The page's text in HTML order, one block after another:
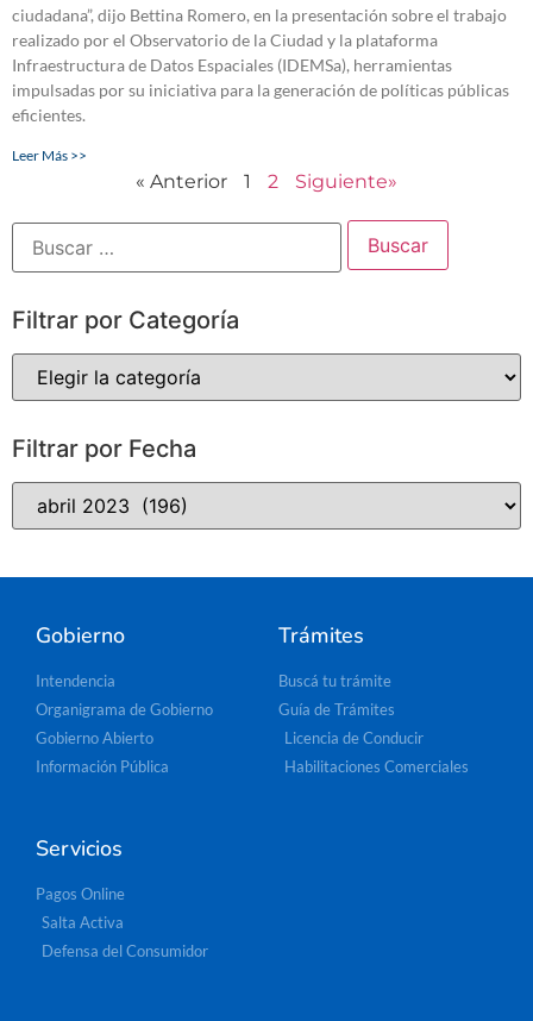
ciudadana”, dijo Bettina Romero, en la presentación sobre el trabajo
realizado por el Observatorio de la Ciudad y la plataforma
Infraestructura de Datos Espaciales (IDEMSa), herramientas
impulsadas por su iniciativa para la generación de políticas públicas
eficientes.
Leer Más >>
« Anterior 1 2 Siguiente»
Filtrar por Categoría
Filtrar por Fecha
Gobierno
Intendencia
Organigrama de Gobierno
Gobierno Abierto
Información Pública
Trámites
Buscá tu trámite
Guía de Trámites
Licencia de Conducir
Habilitaciones Comerciales
Servicios
Pagos Online
Salta Activa
Defensa del Consumidor